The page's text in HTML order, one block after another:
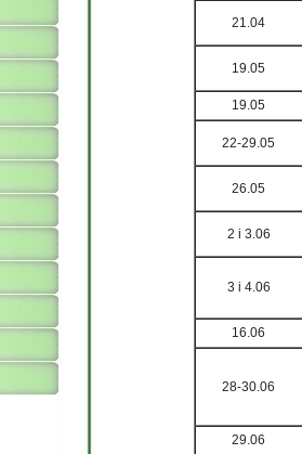
21.04
19.05
19.05
22-29.05
26.05
2 i 3.06
3 i 4.06
16.06
28-30.06
29.06